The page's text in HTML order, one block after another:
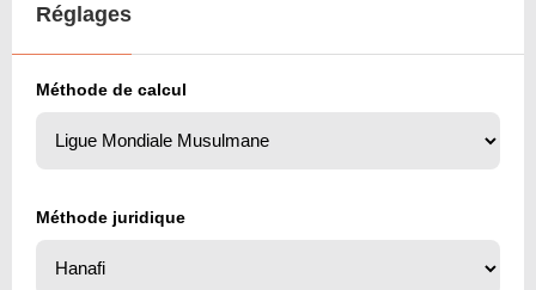
Réglages
Méthode de calcul
Méthode juridique